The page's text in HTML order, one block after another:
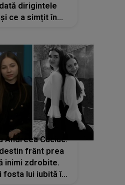
dirigintele
ce a simțit în
o aud pentru
Andreea Cuciuc:
frânt prea
inimi zdrobite.
fosta lui iubită își